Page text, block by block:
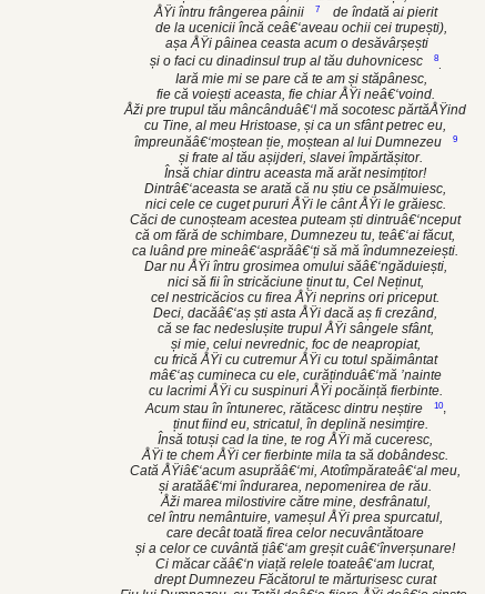
ÅŸi întru frângerea pâinii
7
de îndată ai pierit
de la ucenicii încă ceâ€‘aveau ochii cei trupești),
așa ÅŸi pâinea ceasta acum o desăvârșești
și o faci cu dinadinsul trup al tău duhovnicesc
8
.
Iară mie mi se pare că te am și stăpânesc,
fie că voiești aceasta, fie chiar ÅŸi neâ€‘voind.
Åži pre trupul tău mâncânduâ€‘l mă socotesc părtăÅŸind
cu Tine, al meu Hristoase, și ca un sfânt petrec eu,
împreunăâ€‘moștean ție, moștean al lui Dumnezeu
9
și frate al tău așijderi, slavei împărtășitor.
Însă chiar dintru aceasta mă arăt nesimțitor!
Dintrâ€‘aceasta se arată că nu știu ce psălmuiesc,
nici cele ce cuget pururi ÅŸi le cânt ÅŸi le grăiesc.
Căci de cunoșteam acestea puteam ști dintruâ€‘nceput
că om fără de schimbare, Dumnezeu tu, teâ€‘ai făcut,
ca luând pre mineâ€‘asprăâ€‘ți să mă îndumnezeiești.
Dar nu ÅŸi întru grosimea omului săâ€‘ngăduiești,
nici să fii în stricăciune ținut tu, Cel Neținut,
cel nestricăcios cu firea ÅŸi neprins ori priceput.
Deci, dacăâ€‘aș ști asta ÅŸi dacă aș fi crezând,
că se fac nedeslușite trupul ÅŸi sângele sfânt,
și mie, celui nevrednic, foc de neapropiat,
cu frică ÅŸi cu cutremur ÅŸi cu totul spăimântat
mâ€‘aș cumineca cu ele, curăținduâ€‘mă ’nainte
cu lacrimi ÅŸi cu suspinuri ÅŸi pocăință fierbinte.
Acum stau în întunerec, rătăcesc dintru neștire
10,
ținut fiind eu, stricatul, în deplină nesimțire.
Însă totuși cad la tine, te rog ÅŸi mă cuceresc,
ÅŸi te chem ÅŸi cer fierbinte mila ta să dobândesc.
Cată ÅŸiâ€‘acum asuprăâ€‘mi, Atotîmpărateâ€‘al meu,
și aratăâ€‘mi îndurarea, nepomenirea de rău.
Åži marea milostivire către mine, desfrânatul,
cel întru nemântuire, vameșul ÅŸi prea spurcatul,
care decât toată firea celor necuvântătoare
și a celor ce cuvântă țiâ€‘am greșit cuâ€‘înverșunare!
Ci măcar căâ€‘n viață relele toateâ€‘am lucrat,
drept Dumnezeu Făcătorul te mărturisesc curat